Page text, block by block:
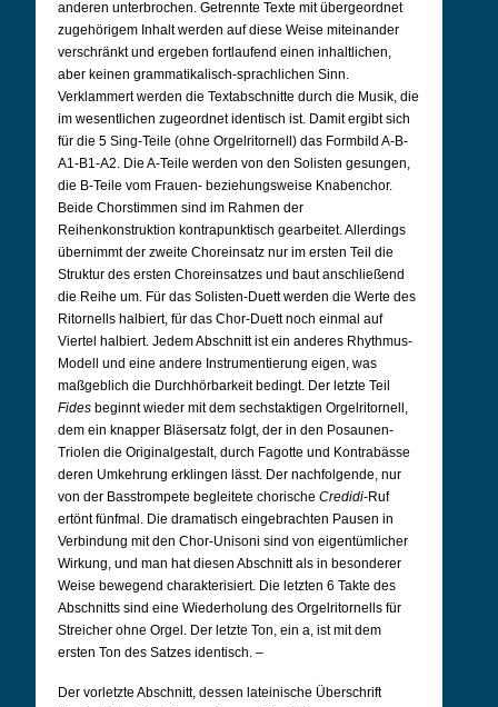
anderen unterbrochen. Getrennte Texte mit übergeordnet
zugehörigem Inhalt werden auf diese Weise miteinander
verschränkt und ergeben fortlaufend einen inhaltlichen,
aber keinen grammatikalisch-sprachlichen Sinn.
Verklammert werden die Textabschnitte durch die Musik, die
im wesentlichen zugeordnet identisch ist. Damit ergibt sich
für die 5 Sing-Teile (ohne Orgelritornell) das Formbild A-B-
A1-B1-A2. Die A-Teile werden von den Solisten gesungen,
die B-Teile vom Frauen- beziehungsweise Knabenchor.
Beide Chorstimmen sind im Rahmen der
Reihenkonstruktion kontrapunktisch gearbeitet. Allerdings
übernimmt der zweite Choreinsatz nur im ersten Teil die
Struktur des ersten Choreinsatzes und baut anschließend
die Reihe um. Für das Solisten-Duett werden die Werte des
Ritornells halbiert, für das Chor-Duett noch einmal auf
Viertel halbiert. Jedem Abschnitt ist ein anderes Rhythmus-
Modell und eine andere Instrumentierung eigen, was
maßgeblich die Durchhörbarkeit bedingt. Der letzte Teil
Fides beginnt wieder mit dem sechstaktigen Orgelritornell,
dem ein knapper Bläsersatz folgt, der in den Posaunen-
Triolen die Originalgestalt, durch Fagotte und Kontrabässe
deren Umkehrung erklingen lässt. Der nachfolgende, nur
von der Basstrompete begleitete chorische Credidi-Ruf
ertönt fünfmal. Die dramatisch eingebrachten Pausen in
Verbindung mit den Chor-Unisoni sind von eigentümlicher
Wirkung, und man hat diesen Abschnitt als in besonderer
Weise bewegend charakterisiert. Die letzten 6 Takte des
Abschnitts sind eine Wiederholung des Orgelritornells für
Streicher ohne Orgel. Der letzte Ton, ein a, ist mit dem
ersten Ton des Satzes identisch. –
Der vorletzte Abschnitt, dessen lateinische Überschrift